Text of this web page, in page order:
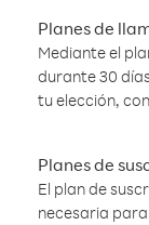
Planes de
Mediante el
durante 30
tu elección,
Planes de
El plan de
necesaria